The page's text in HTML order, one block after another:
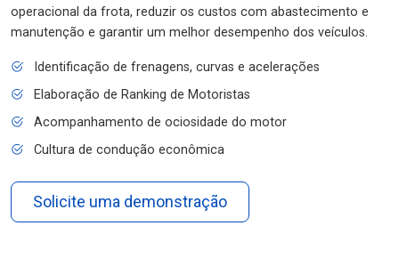
operacional da frota, reduzir os custos com abastecimento e
manutenção e garantir um melhor desempenho dos veículos.
Identificação de frenagens, curvas e acelerações
Elaboração de Ranking de Motoristas
Acompanhamento de ociosidade do motor
Cultura de condução econômica
Solicite uma demonstração